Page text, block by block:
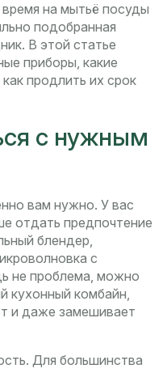
на мытьё посуды
подобранная
В этой статье
приборы, какие
продлить их срок
с нужным
вам нужно. У вас
отдать предпочтение
блендер,
с
не проблема, можно
кухонный комбайн,
и даже замешивает
Для большинства